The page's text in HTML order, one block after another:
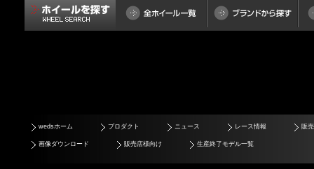
wedsホーム プロダクト ニュース レース情報 販
画像ダウンロード 販売店様向け 生産終了モデル一覧